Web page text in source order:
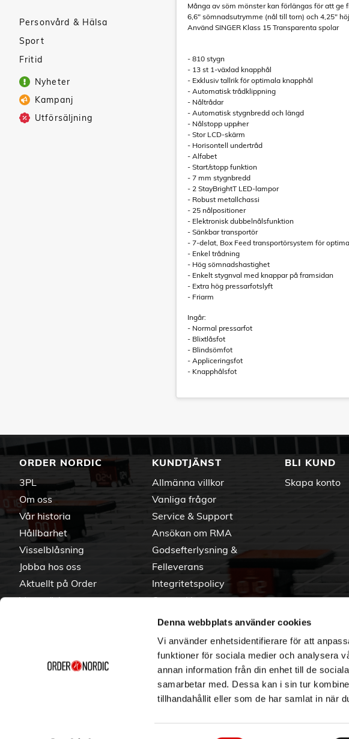
Denna webbplats använder cookies
Vi använder enhetsidentifierare för att
funktioner för sociala medier och analysera
annan information från din enhet till de
samarbetar med. Dessa kan i sin tur
tillhandahållit eller som de har samlat in när
Personvård & Hälsa
Sport
Fritid
Nyheter
Kampanj
Utförsäljning
Många av söm mönster kan förlängas för att ge
6,6" sömnadsutrymme (nål till torn) och 4,25"
Använd SINGER Klass 15 Transparenta spolar
- 810 stygn
- 13 st 1-växlad knapphål
- Exklusiv tallrik för optimala knapphål
- Automatisk trådklippning
- Nåltrådar
- Automatisk stygnbredd och längd
- Nålstopp upp/ner
- Stor LCD-skärm
- Horisontell undertråd
- Alfabet
- Start/stopp funktion
- 7 mm stygnbredd
- 2 StayBrightT LED-lampor
- Robust metallchassi
- 25 nålpositioner
- Elektronisk dubbelnålsfunktion
- Sänkbar transportör
- 7-delat, Box Feed transportörsystem för
- Enkel trådning
- Hög sömnadshastighet
- Enkelt stygnval med knappar på framsidan
- Extra hög pressarfotslyft
- Friarm
Ingår:
- Normal pressarfot
- Blixtlåsfot
- Blindsömfot
- Appliceringsfot
- Knapphålsfot
ORDER NORDIC
3PL
Om oss
Vår historia
Hållbarhet
Visselblåsning
Jobba hos oss
Aktuellt på Order
Varumärken
KUNDTJÄNST
Allmänna villkor
Vanliga frågor
Service & Support
Ansökan om RMA
Godsefterlysning &
Felleverans
Integritetspolicy
Om cookies
BLI KUND
Skapa konto